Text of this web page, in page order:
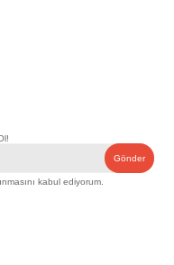
Gönder
kabul ediyorum.